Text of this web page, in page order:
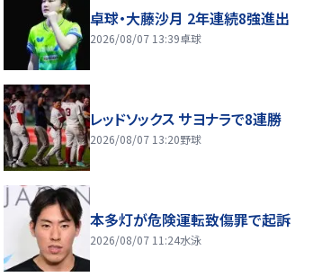
卓球・大藤沙月 2年連続8強進出
2026/08/07 13:39卓球
レッドソックス サヨナラで8連勝
2026/08/07 13:20野球
本多灯が危険運転致傷罪で起訴
2026/08/07 11:24水泳